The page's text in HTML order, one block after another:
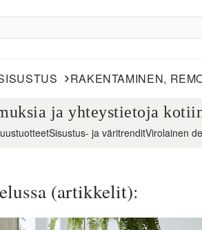
RAKENTAMINEN,
ja yhteystietoja
Sisustus- ja väritrenditVirolainen
(artikkelit):